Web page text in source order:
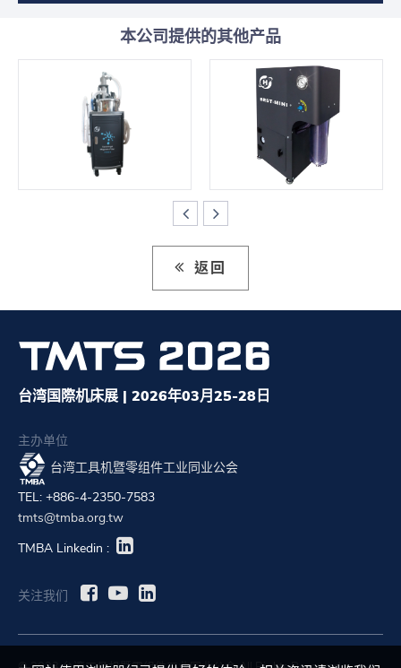
本公司提供的其他产品
返回
台湾国際机床展 | 2026年03月25-28日
主办单位
台湾工具机暨零组件工业同业公会
TEL: +886-4-2350-7583
tmts@tmba.org.tw
TMBA Linkedin :
关注我们